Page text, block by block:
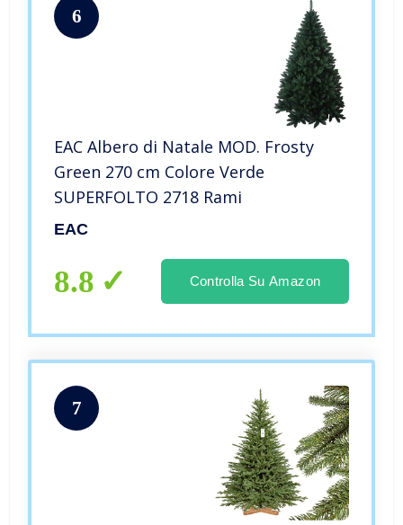
6
EAC Albero di Natale MOD. Frosty
Green 270 cm Colore Verde
SUPERFOLTO 2718 Rami
EAC
8.8 Controlla Su Amazon
7